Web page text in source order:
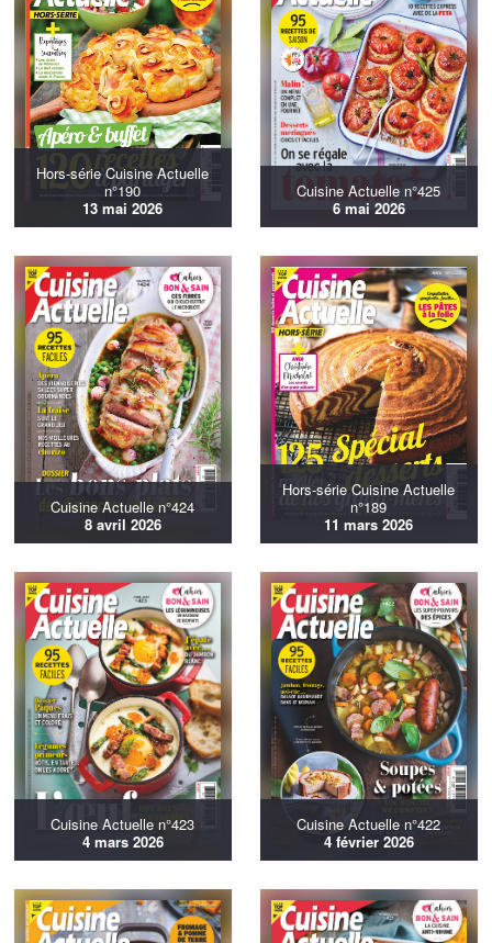
Hors-série Cuisine Actuelle
n°190
13 mai 2026
Cuisine Actuelle n°425
6 mai 2026
Cuisine Actuelle n°424
8 avril 2026
Hors-série Cuisine Actuelle
n°189
11 mars 2026
Cuisine Actuelle n°423
4 mars 2026
Cuisine Actuelle n°422
4 février 2026